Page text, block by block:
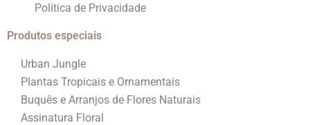
Política de Privacidade
Produtos especiais
Urban Jungle
Plantas Tropicais e Ornamentais
Buquês e Arranjos de Flores Naturais
Assinatura Floral